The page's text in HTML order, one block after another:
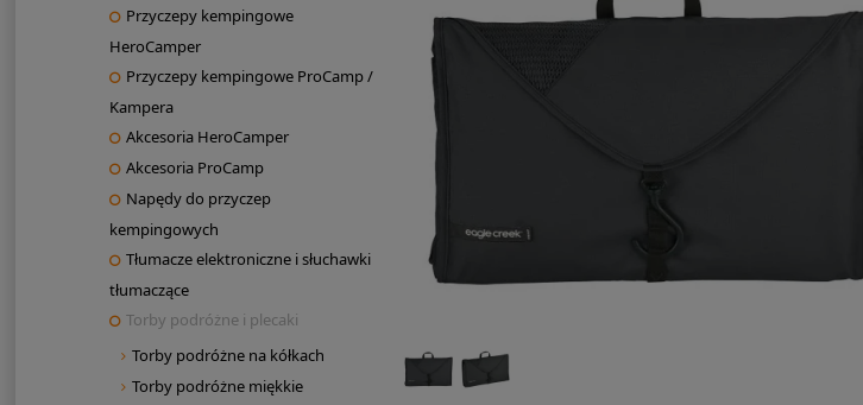
Przyczepy kempingowe
HeroCamper
Przyczepy kempingowe ProCamp /
Kampera
Akcesoria HeroCamper
Akcesoria ProCamp
Napędy do przyczep
kempingowych
Tłumacze elektroniczne i słuchawki
tłumaczące
Torby podróżne i plecaki
Torby podróżne na kółkach
Torby podróżne miękkie